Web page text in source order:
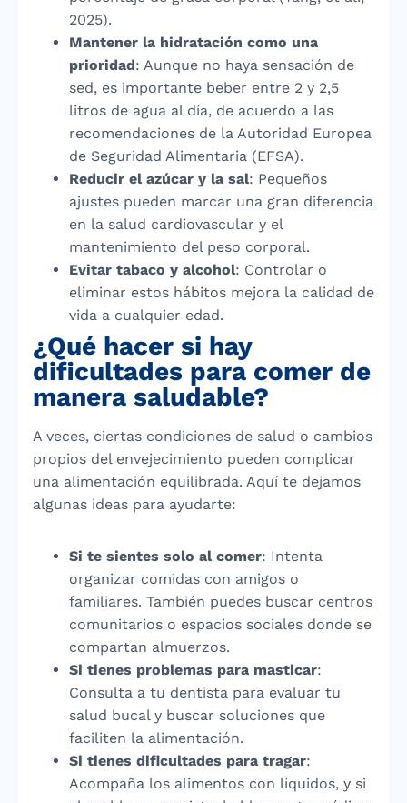
2025).
Mantener la hidratación como una
prioridad: Aunque no haya sensación de
sed, es importante beber entre 2 y 2,5
litros de agua al día, de acuerdo a las
recomendaciones de la Autoridad Europea
de Seguridad Alimentaria (EFSA).
Reducir el azúcar y la sal: Pequeños
ajustes pueden marcar una gran diferencia
en la salud cardiovascular y el
mantenimiento del peso corporal.
Evitar tabaco y alcohol: Controlar o
eliminar estos hábitos mejora la calidad de
vida a cualquier edad.
¿Qué hacer si hay
dificultades para comer de
manera saludable?
A veces, ciertas condiciones de salud o cambios
propios del envejecimiento pueden complicar
una alimentación equilibrada. Aquí te dejamos
algunas ideas para ayudarte:
Si te sientes solo al comer: Intenta
organizar comidas con amigos o
familiares. También puedes buscar centros
comunitarios o espacios sociales donde se
compartan almuerzos.
Si tienes problemas para masticar:
Consulta a tu dentista para evaluar tu
salud bucal y buscar soluciones que
faciliten la alimentación.
Si tienes dificultades para tragar:
Acompaña los alimentos con líquidos, y si